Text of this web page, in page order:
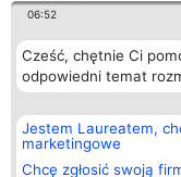
06:52
Cześć, chętnie Ci
odpowiedni temat
Jestem Laureatem,
marketingowe
Chcę zgłosić swoją
Organizator plebiscytu
Bright Side Solutions sp. z o.
o. sp. k.
ul. Ruska 22